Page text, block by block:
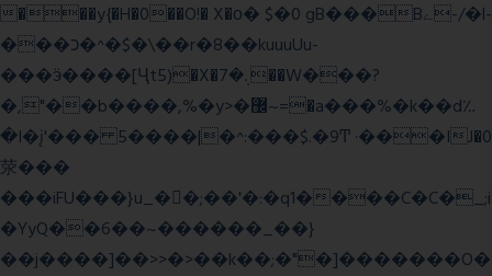
���y{�H�0��O!� X�о� $�0 gB���Bے-/�l-
���כ�^�$�\��r�8��kuuuUu-
���ӭ����[Ҷt5)�X�܉�7��W���?
�,"��b����,%�y>�޼~=�a���%�k��d؉
�I�į'��� 5����|�^:���$.�9Ͳ ·���IJ�0
荥���
���iFU���}u_��;��'�:�q1����C�C�_;i
�YyQ��6��~������_��}
��j����]��>>�>��k��;�"�]�������O�